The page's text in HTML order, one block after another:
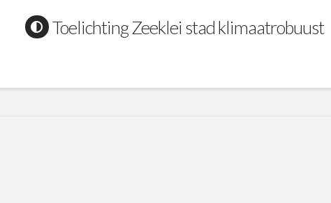
Toelichting Zeeklei stad klimaatrobuust